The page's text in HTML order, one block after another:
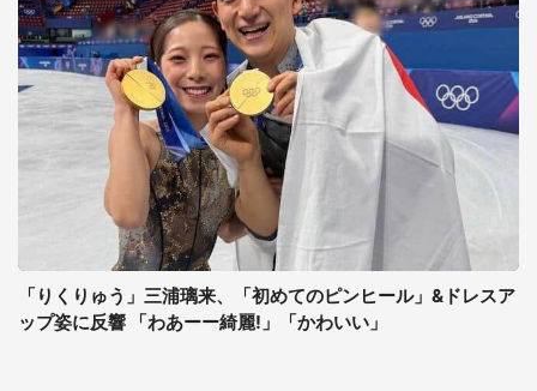
「りくりゅう」三浦璃来、「初めてのピンヒール」&ドレスア
ップ姿に反響 「わあーー綺麗!」「かわいい」